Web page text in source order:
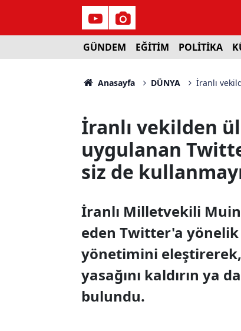
GÜNDEM EĞİTİM POLİTİKA
Anasayfa DÜNYA İranlı
İranlı vekilden
uygulanan
siz de
İranlı Milletvekili
eden Twitter'a
yönetimini
yasağını kaldırın ya
bulundu.